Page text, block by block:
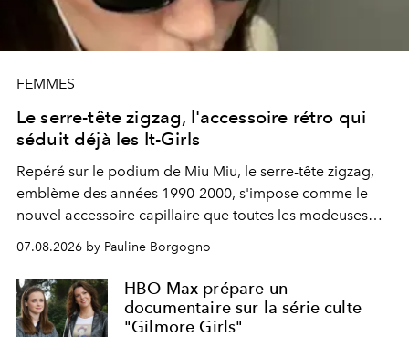
FEMMES
Le serre-tête zigzag, l'accessoire rétro qui
séduit déjà les It-Girls
Repéré sur le podium de Miu Miu, le serre-tête zigzag,
emblème des années 1990-2000, s'impose comme le
nouvel accessoire capillaire que toutes les modeuses
s'arrachent déjà.
07.08.2026 by Pauline Borgogno
HBO Max prépare un
documentaire sur la série culte
"Gilmore Girls"